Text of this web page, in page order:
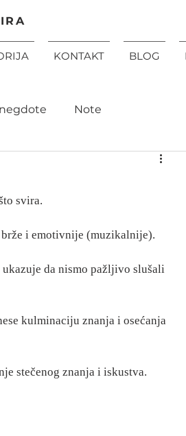
KONTAKT BLOG
Note
svira.
i emotivnije (muzikalnije).
da nismo pažljivo slušali
kulminaciju znanja i osećanja
stečenog znanja i iskustva.